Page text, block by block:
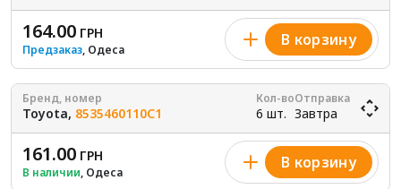
164.00 ГРН
Предзаказ, Одеса
В корзину
Бренд, номер
Toyota, 8535460110C1
Кол-во
6 шт.
Отправка
Завтра
161.00 ГРН
В наличии, Одеса
В корзину